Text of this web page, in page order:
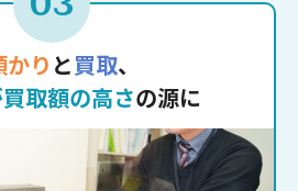
り と買取、
取額の高さの源に